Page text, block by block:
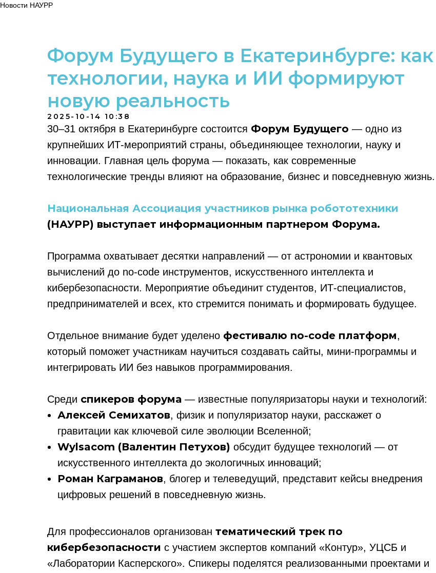
Новости НАУРР
Форум Будущего в Екатеринбурге: как
технологии, наука и ИИ формируют
новую реальность
2025-10-14 10:38
30–31 октября в Екатеринбурге состоится Форум Будущего — одно из
крупнейших ИТ-мероприятий страны, объединяющее технологии, науку и
инновации. Главная цель форума — показать, как современные
технологические тренды влияют на образование, бизнес и повседневную жизнь.
Национальная Ассоциация участников рынка робототехники
(НАУРР) выступает информационным партнером Форума.
Программа охватывает десятки направлений — от астрономии и квантовых
вычислений до no-code инструментов, искусственного интеллекта и
кибербезопасности. Мероприятие объединит студентов, ИТ-специалистов,
предпринимателей и всех, кто стремится понимать и формировать будущее.
Отдельное внимание будет уделено фестивалю no-code платформ,
который поможет участникам научиться создавать сайты, мини-программы и
интегрировать ИИ без навыков программирования.
Среди спикеров форума — известные популяризаторы науки и технологий:
Алексей Семихатов, физик и популяризатор науки, расскажет о
гравитации как ключевой силе эволюции Вселенной;
Wylsacom (Валентин Петухов) обсудит будущее технологий — от
искусственного интеллекта до экологичных инноваций;
Роман Каграманов, блогер и телеведущий, представит кейсы внедрения
цифровых решений в повседневную жизнь.
Для профессионалов организован тематический трек по
кибербезопасности с участием экспертов компаний «Контур», УЦСБ и
«Лаборатории Касперского». Спикеры поделятся реализованными проектами и